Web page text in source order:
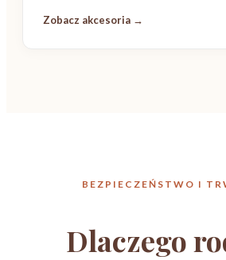
Zobacz akcesoria →
BEZPIECZEŃSTWO I
Dlaczego